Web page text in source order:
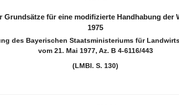
Grundsätze für eine modifizierte Handhabung der
1975
des Bayerischen Staatsministeriums für
vom 21. Mai 1977, Az. B 4-6116/443
(LMBl. S. 130)